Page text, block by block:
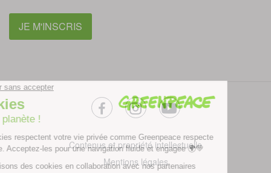
JE M'INSCRIS
facebookinstagramyoutube
Contenus et propriété intellectuelle
Mentions légales